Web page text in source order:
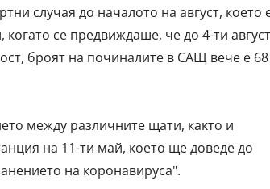
случая до началото на август, което
се предвиждаше, че до 4-ти август
броят на починалите в САЩ вече е 68
между различните щати, както и
на 11-ти май, което ще доведе до
на коронавируса".